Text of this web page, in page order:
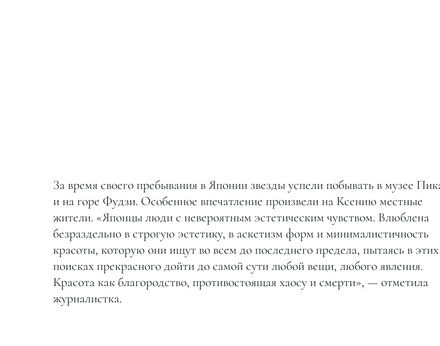
За время своего пребывания в Японии звезды успели побывать в музее
и на горе Фудзи. Особенное впечатление произвели на Ксению местные
жители. «Японцы люди с невероятным эстетическим чувством. Влюблена
безраздельно в строгую эстетику, в аскетизм форм и минималистичность
красоты, которую они ищут во всем до последнего предела, пытаясь в этих
поисках прекрасного дойти до самой сути любой вещи, любого явления.
Красота как благородство, противостоящая хаосу и смерти», — отметила
журналистка.